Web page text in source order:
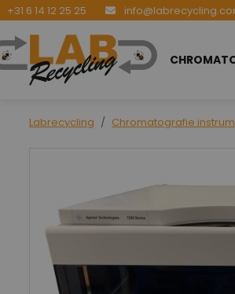
+31 6 14 12 25 25
Labrecycling Chromatografie